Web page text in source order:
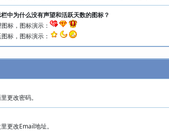
中为什么没有声望和活跃天数的图标？
标，图标演示：
标，图标演示：
更改密码。
更改Email地址。